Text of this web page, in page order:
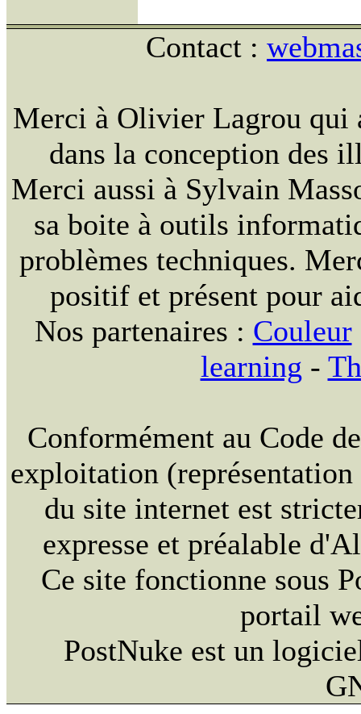
Contact :
Merci à Olivier Lagrou qui
dans la conception des
Merci aussi à Sylvain
sa boite à outils
problèmes techniques.
positif et présent pour
Nos partenaires : Couleur
learning -
Conformément au Code
exploitation
du site internet est
expresse et préalable
Ce site fonctionne sous
portail
PostNuke est un